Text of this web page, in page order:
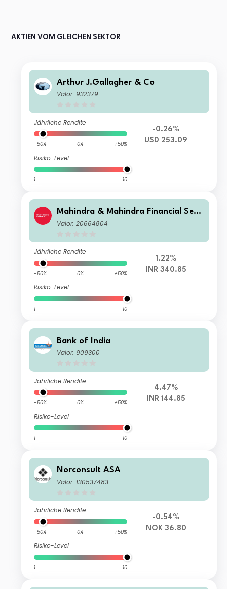
AKTIEN VOM GLEICHEN SEKTOR
Arthur J.Gallagher & Co
Valor: 932379
Jährliche Rendite
-50% 0% +50%
Risiko-Level
1 10
-0.26%
USD 253.09
Mahindra & Mahindra Financial Servi
ces Ltd.
Valor: 20664804
Jährliche Rendite
-50% 0% +50%
Risiko-Level
1 10
1.22%
INR 340.85
Bank of India
Valor: 909300
Jährliche Rendite
-50% 0% +50%
Risiko-Level
1 10
4.47%
INR 144.85
Norconsult ASA
Valor: 130537483
Jährliche Rendite
-50% 0% +50%
Risiko-Level
1 10
-0.54%
NOK 36.80